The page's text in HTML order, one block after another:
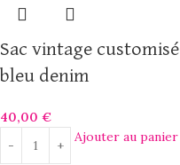
Sac vintage customisé
bleu denim
40,00 €
Ajouter au panier